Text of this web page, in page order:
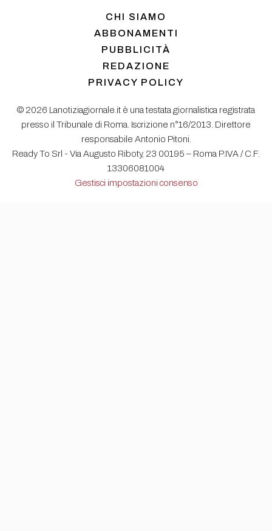
CHI SIAMO
ABBONAMENTI
PUBBLICITÀ
REDAZIONE
PRIVACY POLICY
© 2026 Lanotiziagiornale.it è una testata giornalistica registrata
presso il Tribunale di Roma. Iscrizione n°16/2013. Direttore
responsabile Antonio Pitoni.
Ready To Srl - Via Augusto Riboty, 23 00195 – Roma P.IVA / C.F.
13306081004
Gestisci impostazioni consenso